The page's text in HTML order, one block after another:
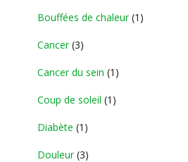
Bouffées de chaleur(1)
Cancer(3)
Cancer du sein (1)
Coup de soleil (1)
Diabète (1)
Douleur(3)